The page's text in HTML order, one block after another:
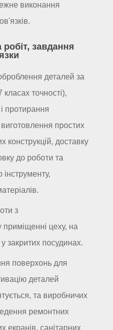
виконання
робіт, завдання
деталей за
точності),
протирання
простих
конструкцій, доставку
до роботи та
з
приміщенні цеху, на
закритих посудинах.
поверхонь для
деталей
та виробничих
ремонтних
екранів, санітарних